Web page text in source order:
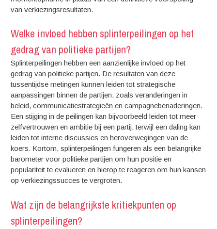
van verkiezingsresultaten.
Welke invloed hebben splinterpeilingen op het
gedrag van politieke partijen?
Splinterpeilingen hebben een aanzienlijke invloed op het
gedrag van politieke partijen. De resultaten van deze
tussentijdse metingen kunnen leiden tot strategische
aanpassingen binnen de partijen, zoals veranderingen in
beleid, communicatiestrategieën en campagnebenaderingen.
Een stijging in de peilingen kan bijvoorbeeld leiden tot meer
zelfvertrouwen en ambitie bij een partij, terwijl een daling kan
leiden tot interne discussies en heroverwegingen van de
koers. Kortom, splinterpeilingen fungeren als een belangrijke
barometer voor politieke partijen om hun positie en
populariteit te evalueren en hierop te reageren om hun kansen
op verkiezingssucces te vergroten.
Wat zijn de belangrijkste kritiekpunten op
splinterpeilingen?